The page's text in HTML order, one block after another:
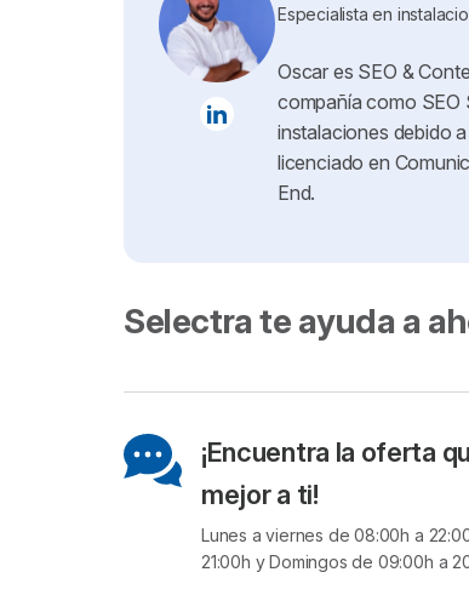
Especialista en
Oscar es SEO &
compañía como SEO
instalaciones debido
licenciado en
End.
Selectra te ayuda a
¡Encuentra la oferta
mejor a ti!
Lunes a viernes de 08:00h a
21:00h y Domingos de 09:00h a